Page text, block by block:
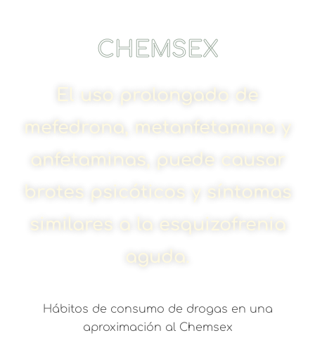
CHEMSEX
El uso prolongado de
mefedrona, metanfetamina y
anfetaminas, puede causar
brotes psicóticos y síntomas
similares a la esquizofrenia
aguda.
Hábitos de consumo de drogas en una
aproximación al Chemsex